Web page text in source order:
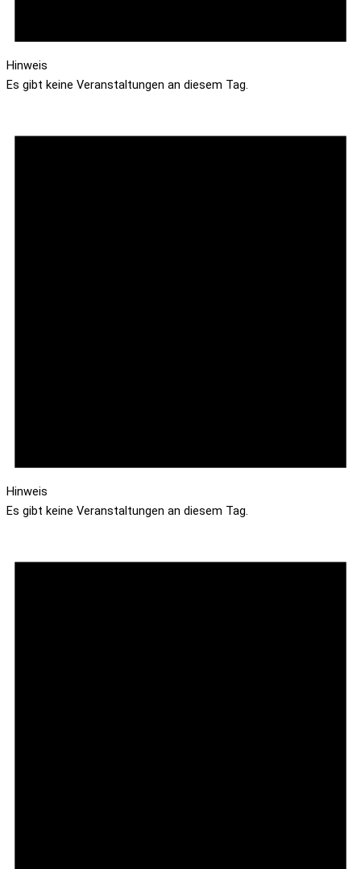
Hinweis
Es gibt keine Veranstaltungen an diesem Tag.
Hinweis
Es gibt keine Veranstaltungen an diesem Tag.